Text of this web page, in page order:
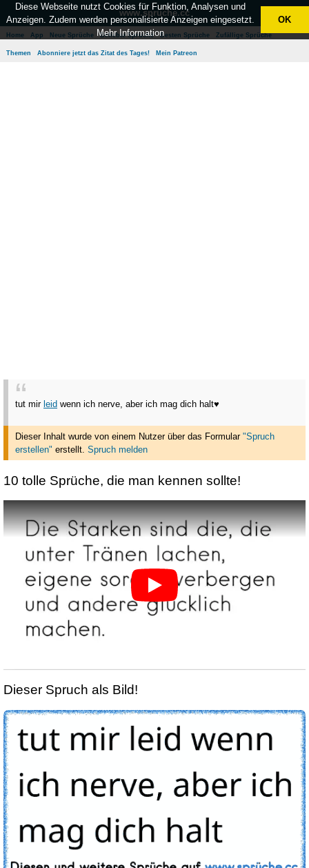
www.sprüche.cc
Home App Neue Sprüche Beliebte Sprüche Besten Sprüche Zufällige Sprüche
Themen Abonniere jetzt das Zitat des Tages! Mein Patreon
tut mir leid wenn ich nerve, aber ich mag dich halt♥
Dieser Inhalt wurde von einem Nutzer über das Formular "Spruch
erstellen" erstellt. Spruch melden
10 tolle Sprüche, die man kennen sollte!
Dieser Spruch als Bild!
Diese Webseite nutzt Cookies für Funktion, Analysen und
Anzeigen. Zudem werden personalisierte Anzeigen eingesetzt.
Mehr Information
OK